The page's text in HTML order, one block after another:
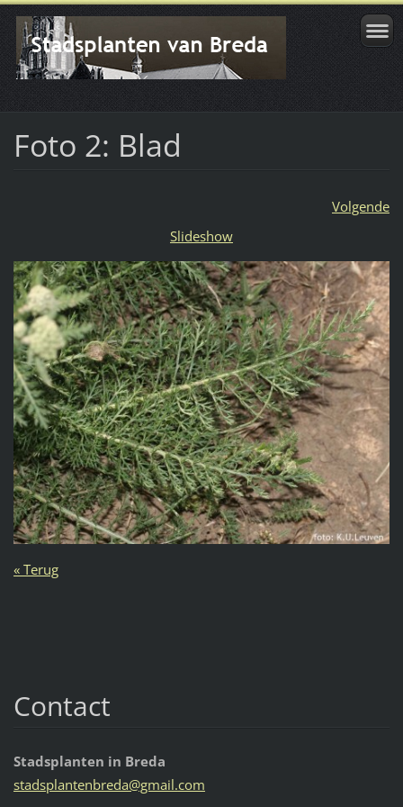
Foto 2: Blad
Volgende
Slideshow
« Terug
Contact
Stadsplanten in Breda
stadsplantenbreda@gmail.com